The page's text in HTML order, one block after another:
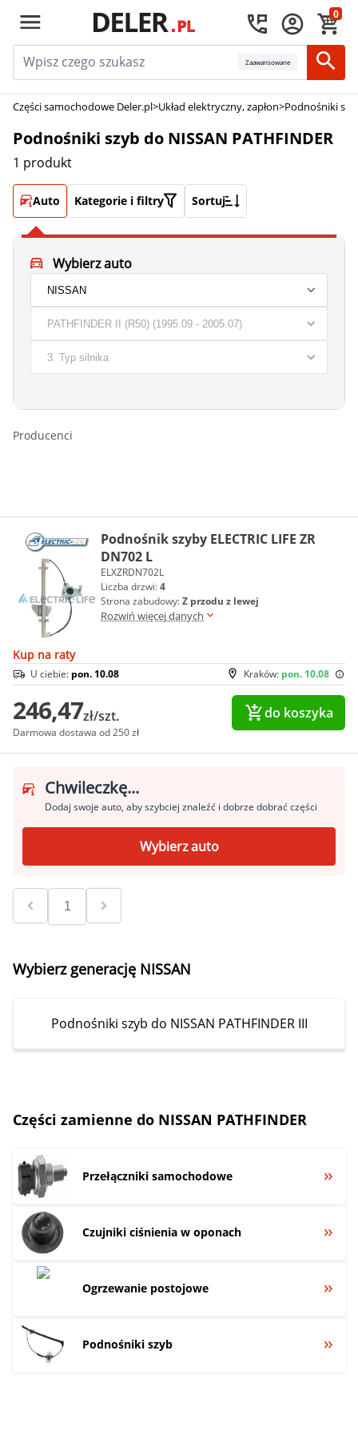
0
Zaawansowane
Części samochodowe Deler.pl>Układ elektryczny, zapłon>Podnośniki
Podnośniki szyb do NISSAN PATHFINDER
1 produkt
Auto Kategorie i filtry Sortuj
Wybierz auto
Producenci
Podnośnik szyby ELECTRIC LIFE ZR
DN702 L
ELXZRDN702L
Liczba drzwi:4
Strona zabudowy:Z przodu z lewej
Rozwiń więcej danych
Kup na raty
Kraków: pon. 10.08
U ciebie: pon. 10.08
246,47zł/szt.
Darmowa dostawa od 250 zł
do koszyka
Chwileczkę...
Dodaj swoje auto, aby szybciej znaleźć i dobrze dobrać części
Wybierz auto
Wybierz generację NISSAN
Podnośniki szyb do NISSAN PATHFINDER III
Części zamienne do NISSAN PATHFINDER
Przełączniki samochodowe
Czujniki ciśnienia w oponach
Ogrzewanie postojowe
Podnośniki szyb